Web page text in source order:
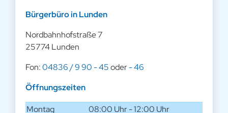
Bürgerbüro in Lunden
Nordbahnhofstraße 7
25774 Lunden
Fon:04836 / 9 90 - 45oder- 46
Öffnungszeiten
Montag
08:00 Uhr - 12:00 Uhr